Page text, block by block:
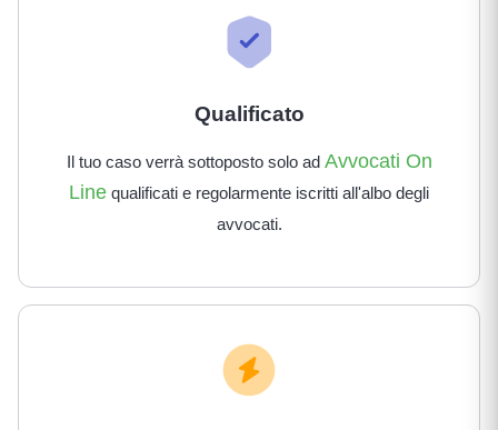
Qualificato
Il tuo caso verrà sottoposto solo ad Avvocati On
Line qualificati e regolarmente iscritti all'albo degli
avvocati.